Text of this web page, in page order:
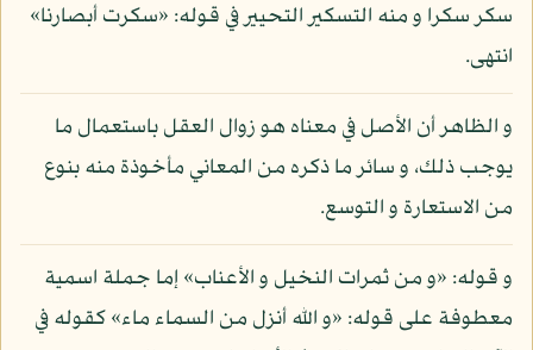
سكر سكرا و منه التسكير التحيير في قوله: «سكرت أبصارنا»
انتهى.
و الظاهر أن الأصل في معناه هو زوال العقل باستعمال ما
يوجب ذلك، و سائر ما ذكره من المعاني مأخوذة منه بنوع
من الاستعارة و التوسع.
و قوله: «و من ثمرات النخيل و الأعناب» إما جملة اسمية
معطوفة على قوله: «و الله أنزل من السماء ماء» كقوله في